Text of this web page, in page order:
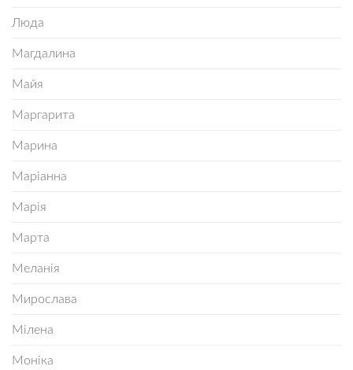
Люда
Магдалина
Майя
Маргарита
Марина
Маріанна
Марія
Марта
Меланія
Мирослава
Мілена
Моніка